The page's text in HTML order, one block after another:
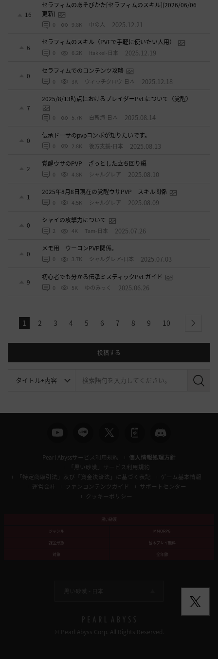
16
セラフィムのあそびかた[セラフィムのスキル](2026/06/06
更新)
0 9.8K 中の人 2025.12.21
6
セラフィムのスキル（PVEで手軽に使いたい人用）
0 6.2K ItakkeI-日本 2025.12.19
0
セラフィムでのコンテンツ攻略
0 3K ウィッチクロウ-日本 2025.12.18
7
2025/8/13時点におけるブレイダーPvEについて（覚醒）
0 5.7K 白斬海-日本 2025.08.14
0
伝承ドーサのpvpコンボが知りたいです。
0 2.8K 後方支援-日本 2025.08.13
2
覚醒ウサのPVP ざっとした立ち回り編
0 4.8K シャルグレア 2025.08.10
1
2025年8月8日現在の覚醒ウサPVP スキル関係
0 4.5K シャルグレア 2025.08.09
0
シャイの攻撃力について
2 4K Tam-日本 2025.07.26
0
メモ用 ウーコンPVP関係。
0 3.7K シャルグレア-日本 2025.07.03
9
初心者でも分かる伝承ミスティックPvEガイド
0 5K ゆのみっく 2025.06.26
1 2 3 4 5 6 7 8 9 10 next
投稿する
検
Pearl Abyssサービス利用規約
個人情報処理方針
「黒い砂漠」サービス利用規約
「特定商取引法」及び「資金決済法」に基づく表記
ゲーム基本情報
運営会社
ファンコンテンツガイド
サポートセンター
クッキーポリシー
黒い砂漠
ジャンル
MMORPG
課金形態
基本プレイ無料
対象
全年齢
黒い砂漠 - 日本
© Pearl Abyss Corp. All Rights Reserved.